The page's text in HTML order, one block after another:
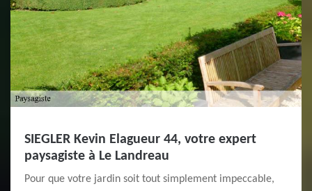
SIEGLER Kevin Elagueur 44, votre expert
paysagiste à Le Landreau
Pour que votre jardin soit tout simplement impeccable,